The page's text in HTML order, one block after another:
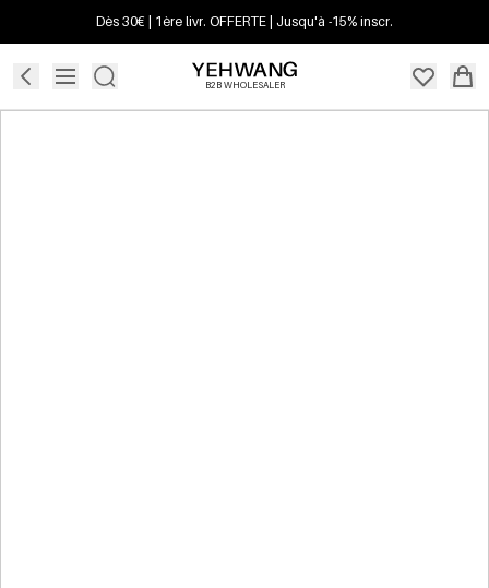
Dès 30€ | 1ère livr. OFFERTE | Jusqu'à -15% inscr.
B2B WHOLESALER